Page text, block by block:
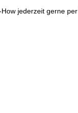
jederzeit gerne